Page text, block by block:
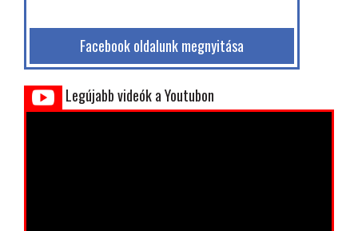
Facebook oldalunk megnyitása
Legújabb videók a Youtubon